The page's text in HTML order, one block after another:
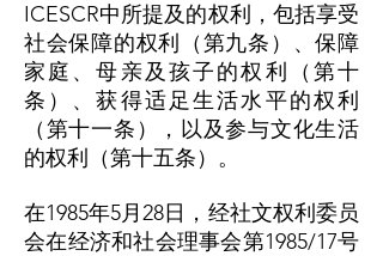
ICESCR中所提及的权利，包括享受
社会保障的权利（第九条）、保障
家庭、母亲及孩子的权利（第十
条）、获得适足生活水平的权利
（第十一条），以及参与文化生活
的权利（第十五条）。
在1985年5月28日，经社文权利委员
会在经济和社会理事会第1985/17号